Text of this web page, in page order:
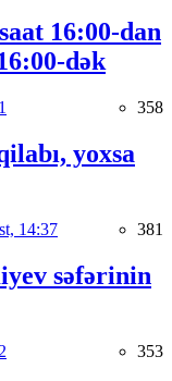
16:00-dan
dək
358
yoxsa
14:37 381
səfərinin
353